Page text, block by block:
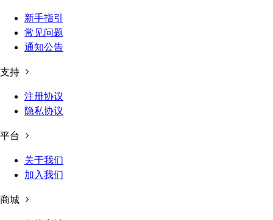
新手指引
常见问题
通知公告
支持
注册协议
隐私协议
平台
关于我们
加入我们
商城